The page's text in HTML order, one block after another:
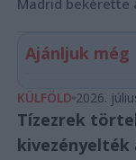
Ajánljuk még
KÜLFÖLD 2026.
Tízezrek